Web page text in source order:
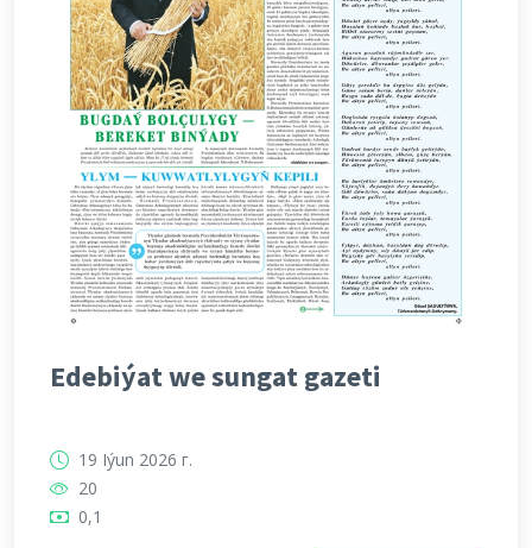
Edebiýat we sungat gazeti
19 Iýun 2026 г.
20
0,1